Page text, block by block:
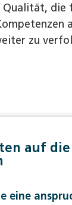
die
zu
auf
eine